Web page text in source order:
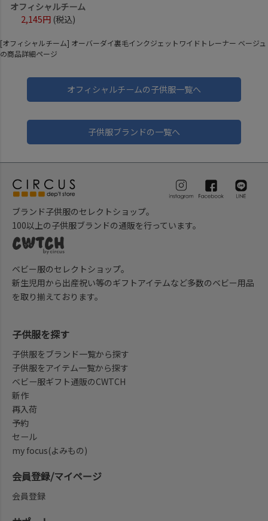
オフィシャルチーム
2,145円 (税込)
[オフィシャルチーム] オーバーダイ裏毛インクジェットワイドトレーナー ベージュ
の商品詳細ページ
オフィシャルチームの子供服一覧へ
子供服ブランドの一覧へ
ブランド子供服のセレクトショップ。
100以上の子供服ブランドの通販を行っています。
ベビー服のセレクトショップ。
新生児用から出産祝い等のギフトアイテムなど多数のベビー用品
を取り揃えております。
子供服を探す
子供服をブランド一覧から探す
子供服をアイテム一覧から探す
ベビー服ギフト通販のCWTCH
新作
再入荷
予約
セール
my focus(よみもの)
会員登録/マイページ
会員登録